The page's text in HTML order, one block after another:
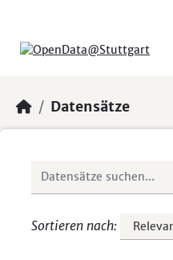
Datensätze
Sortieren nach